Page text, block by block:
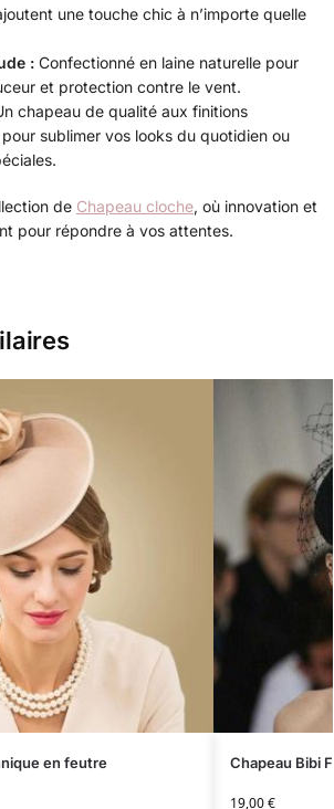
une touche chic à n’importe quelle
: Confectionné en laine naturelle pour
et protection contre le vent.
chapeau de qualité aux finitions
sublimer vos looks du quotidien ou
de Chapeau cloche, où innovation et
pour répondre à vos attentes.
en feutre Chapeau Bibi
19,00€